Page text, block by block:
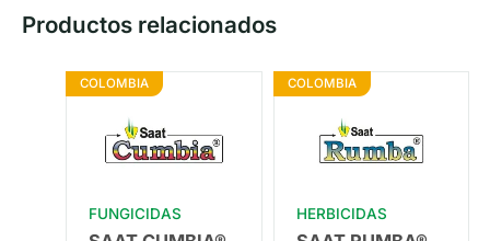
Productos relacionados
COLOMBIA
FUNGICIDAS
COLOMBIA
HERBICIDAS